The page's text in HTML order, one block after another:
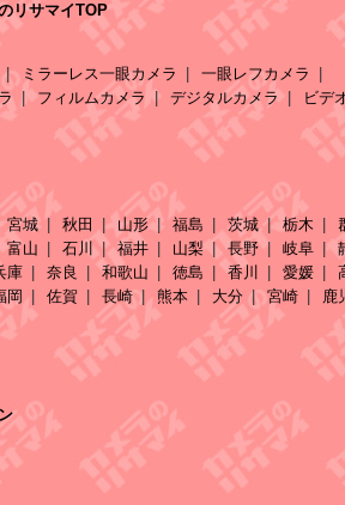
リサマイTOP
ミラーレス一眼カメラ
一眼レフカメラ
フィルムカメラ デジタルカメラ ビデ
宮城 秋田 山形 福島 茨城 栃木
富山 石川 福井 山梨 長野 岐阜
庫 奈良 和歌山 徳島 香川 愛媛
岡 佐賀 長崎 熊本 大分 宮崎 鹿